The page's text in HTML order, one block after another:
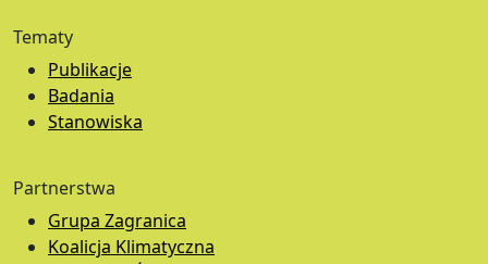
Tematy
Publikacje
Badania
Stanowiska
Partnerstwa
Grupa Zagranica
Koalicja Klimatyczna